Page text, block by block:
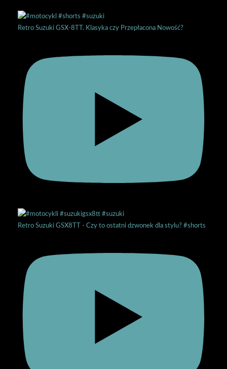
Retro Suzuki GSX-8TT. Klasyka czy Przepłacona Nowość?
Retro Suzuki GSX8TT - Czy to ostatni dzwonek dla stylu? #shorts